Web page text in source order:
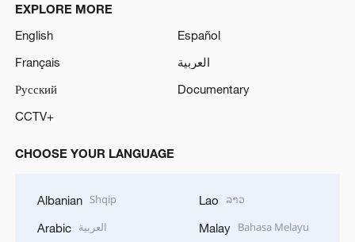
EXPLORE MORE
English
Español
Français
العربية
Русский
Documentary
CCTV+
CHOOSE YOUR LANGUAGE
Albanian Shqip
Arabic العربية
Lao ລາວ
Malay Bahasa Melayu